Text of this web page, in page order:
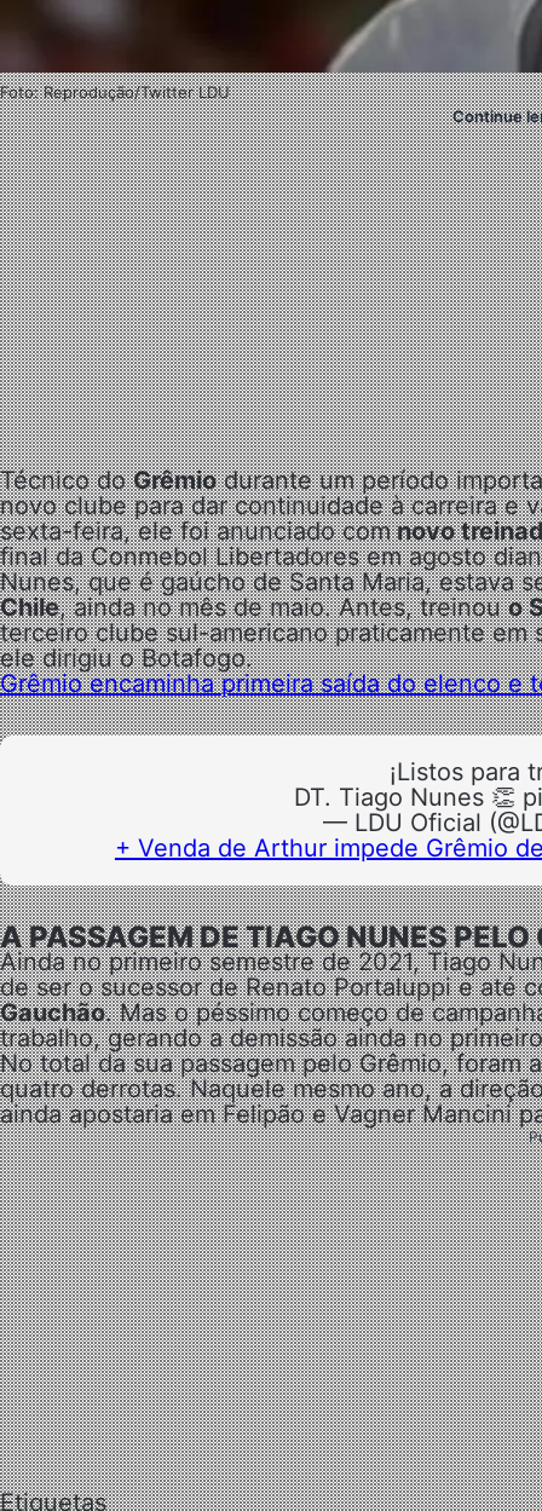
Foto: Reprodução/Twitter LDU
Continue
Técnico doGrêmiodurante um período
novo clube para dar continuidade à carreira e
sexta-feira, ele foi anunciado comnovo
final da Conmebol Libertadores em agosto
Nunes, que é gaúcho de Santa Maria, estava
Chile, ainda no mês de maio. Antes, treinouo
terceiro clube sul-americano praticamente
ele dirigiu o Botafogo.
Grêmio encaminha primeira saída do elenco e
¡Listos para
DT. Tiago Nunes 👏
— LDU Oficial
+ Venda de Arthur impede Grêmio
A PASSAGEM DE TIAGO NUNES PELO
Ainda no primeiro semestre de 2021, Tiago
de ser o sucessor de Renato Portaluppi e até
Gauchão. Mas o péssimo começo de
trabalho, gerando a demissão ainda no
No total da sua passagem pelo Grêmio, foram
quatro derrotas. Naquele mesmo ano, a
ainda apostaria em Felipão e Vagner Mancini
Etiquetas